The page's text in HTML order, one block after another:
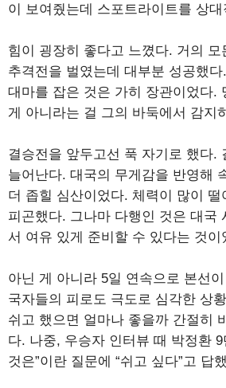
이 보여줬는데 스포트라이트를 상
힘이 굉장히 좋다고 느꼈다. 거의
추격전을 벌였는데 대부분 성공했
대마를 잡은 것은 가히 장관이었다.
게 아니라는 걸 그의 바둑에서 감지
결승전을 앞두고선 푹 자기로 했다.
늘어난다. 대국의 무게감을 반영해
더 좁힐 심산이었다. 체력이 많이 떨
피곤했다. 그나마 다행인 것은 대국
서 여유 있게 준비할 수 있다는 것이
아닌 게 아니라 5일 연속으로 본선
국자들의 피로도 극도로 심각한 상
쉬고 했으면 얼마나 좋을까 간절히
다. 나중, 우승자 인터뷰 때 박정환
것은”이란 질문에 “쉬고 싶다”고 답